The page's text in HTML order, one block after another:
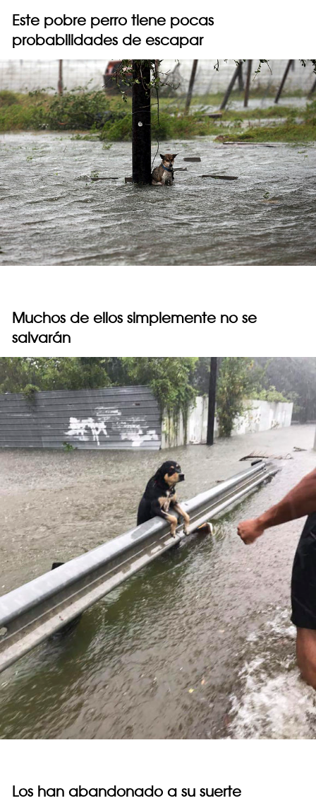
Este pobre perro tiene pocas
probabilidades de escapar
Muchos de ellos simplemente no se
salvarán
Los han abandonado a su suerte